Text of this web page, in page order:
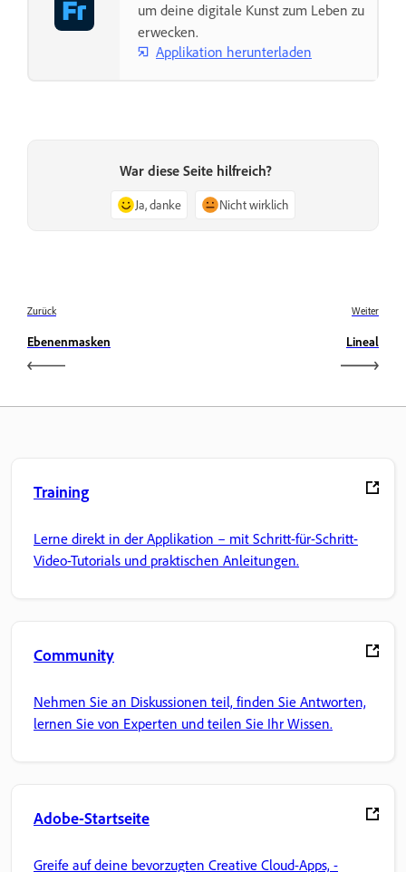
um deine digitale Kunst zum Leben zu
erwecken.
Applikation herunterladen
War diese Seite hilfreich?
Ja, danke Nicht wirklich
Zurück
Ebenenmasken
Weiter
Lineal
Training
Lerne direkt in der Applikation – mit Schritt-für-Schritt-
Video-Tutorials und praktischen Anleitungen.
Community
Nehmen Sie an Diskussionen teil, finden Sie Antworten,
lernen Sie von Experten und teilen Sie Ihr Wissen.
Adobe-Startseite
Greife auf deine bevorzugten Creative Cloud-Apps, -